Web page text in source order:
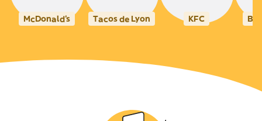
McDonald's Tacos de Lyon KFC